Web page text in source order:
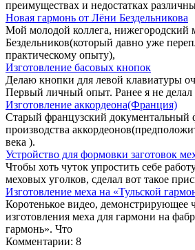
преимуществах и недостатках
Новая гармонь от Лёни Бездельникова
Мой молодой коллега, нижегородский
Бездельников(который давно уже
практическому опыту),
Изготовление басовых кнопок
Делаю кнопки для левой клавиатуры
Первый личный опыт. Ранее я не делал
Изготовление аккордеона(Франция)
Старый французский документальный
производства
века ).
Устройство для формовки заготовок
Чтобы хоть чуток упростить себе
меховых уголков, сделал вот такое
Изготовление меха на «Тульской
Коротенькое видео, демонстрирующее
изготовления меха для гармони на
гармонь». Что
Комментарии: 8